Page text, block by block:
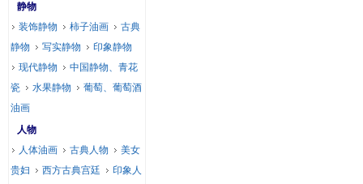
静物
装饰静物
柿子油画
古典
静物
写实静物
印象静物
现代静物
中国静物、青花
瓷
水果静物
葡萄、葡萄酒
油画
人物
人体油画
古典人物
美女
贵妇
西方古典宫廷
印象人